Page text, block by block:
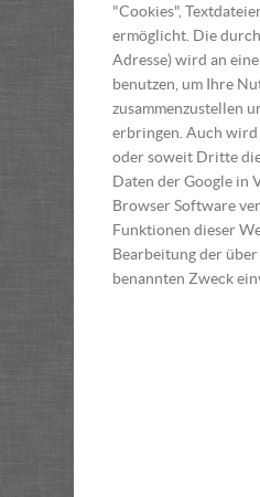
"Cookies",
ermöglicht. Die
Adresse) wird an
benutzen, um Ihre
zusammenzustellen
erbringen. Auch wird
oder soweit Dritte
Daten der Google in
Browser Software
Funktionen dieser
Bearbeitung der
benannten Zweck